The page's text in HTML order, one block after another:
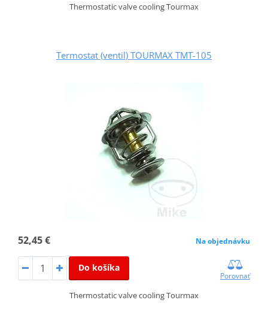
Thermostatic valve cooling Tourmax
Termostat (ventil) TOURMAX TMT-105
52,45 € Na objednávku
Do košíka
Porovnať
Thermostatic valve cooling Tourmax